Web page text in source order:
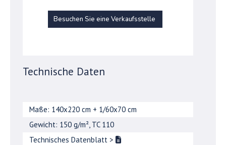
Besuchen Sie eine Verkaufsstelle
Technische Daten
Maße: 140x220 cm + 1/60x70 cm
Gewicht: 150 g/m², TC 110
Technisches Datenblatt >